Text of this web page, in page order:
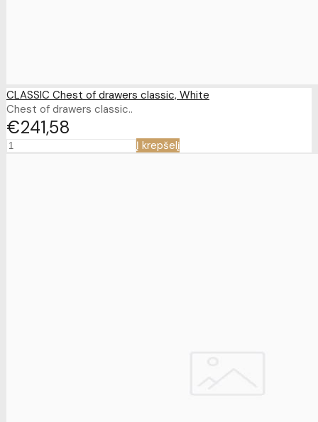
CLASSIC Chest of drawers classic, White
Chest of drawers classic..
€241 58
Į krepšelį